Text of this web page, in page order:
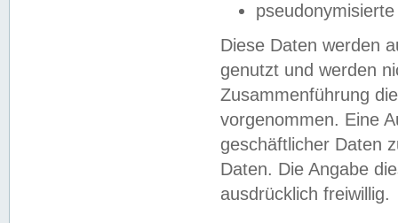
Diese Daten werden
genutzt und werden
Zusammenführung
vorgenommen. Eine
geschäftlicher Daten
Daten. Die Angabe
ausdrücklich freiwillig.